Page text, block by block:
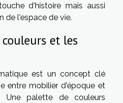
d'histoire mais aussi
de l'espace de vie.
et les
est un concept clé
entre mobilier d'époque et
Une palette de couleurs